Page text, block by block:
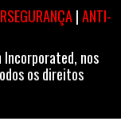
|ANTI-
Incorporated, nos
os direitos